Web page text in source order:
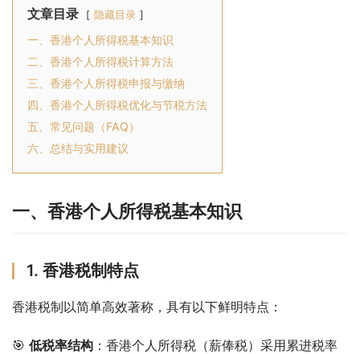
文章目录 隐藏目录
一、香港个人所得税基本知识
二、香港个人所得税计算方法
三、香港个人所得税申报与缴纳
四、香港个人所得税优化与节税方法
五、常见问题（FAQ）
六、总结与实用建议
一、香港个人所得税基本知识
1. 香港税制特点
香港税制以简单高效著称，具有以下鲜明特点：
🎯 低税率结构 ：香港个人所得税（薪俸税）采用累进税率